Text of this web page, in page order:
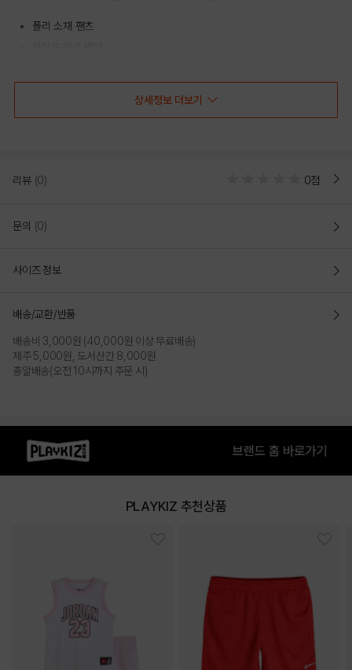
폴리 소재 팬츠
COLOR
BLUE
상세정보 더보기
리뷰 (0) 0점
문의 (0)
사이즈 정보
배송/교환/반품
배송비 3,000원 (40,000원 이상 무료배송)
제주 5,000원, 도서산간 8,000원
총알배송(오전 10시까지 주문 시)
PLAYKIZ 추천상품